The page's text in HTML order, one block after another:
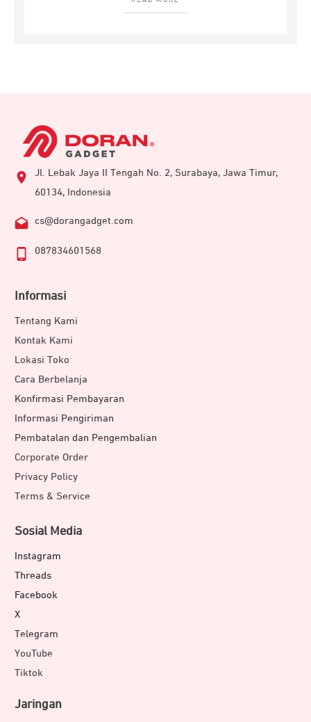
Jl. Lebak Jaya II Tengah No. 2, Surabaya, Jawa Timur,
60134, Indonesia
cs@dorangadget.com
087834601568
Informasi
Tentang Kami
Kontak Kami
Lokasi Toko
Cara Berbelanja
Konfirmasi Pembayaran
Informasi Pengiriman
Pembatalan dan Pengembalian
Corporate Order
Privacy Policy
Terms & Service
Sosial Media
Instagram
Threads
Facebook
X
Telegram
YouTube
Tiktok
Jaringan